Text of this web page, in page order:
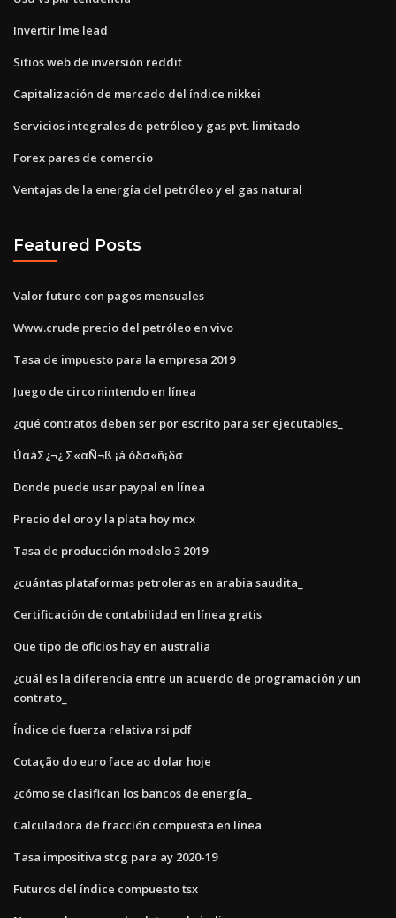
Invertir lme lead
Sitios web de inversión reddit
Capitalización de mercado del índice nikkei
Servicios integrales de petróleo y gas pvt. limitado
Forex pares de comercio
Ventajas de la energía del petróleo y el gas natural
Featured Posts
Valor futuro con pagos mensuales
Www.crude precio del petróleo en vivo
Tasa de impuesto para la empresa 2019
Juego de circo nintendo en línea
¿qué contratos deben ser por escrito para ser ejecutables_
ÚαáΣ¿¬¿ Σ«αÑ¬ß ¡á óδσ«ñ¡δσ
Donde puede usar paypal en línea
Precio del oro y la plata hoy mcx
Tasa de producción modelo 3 2019
¿cuántas plataformas petroleras en arabia saudita_
Certificación de contabilidad en línea gratis
Que tipo de oficios hay en australia
¿cuál es la diferencia entre un acuerdo de programación y un
contrato_
Índice de fuerza relativa rsi pdf
Cotação do euro face ao dolar hoje
¿cómo se clasifican los bancos de energía_
Calculadora de fracción compuesta en línea
Tasa impositiva stcg para ay 2020-19
Futuros del índice compuesto tsx